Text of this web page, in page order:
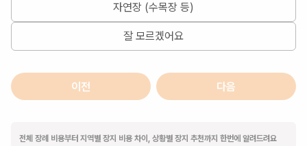
자연장 (수목장 등)
잘 모르겠어요
이전 다음
전체 장례 비용부터 지역별 장지 비용 차이, 상황별 장지 추천까지 한번에 알려드려요